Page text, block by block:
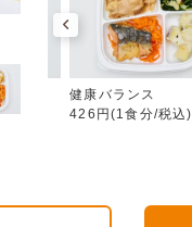
)
健康バランス
426円(1食分/税込)